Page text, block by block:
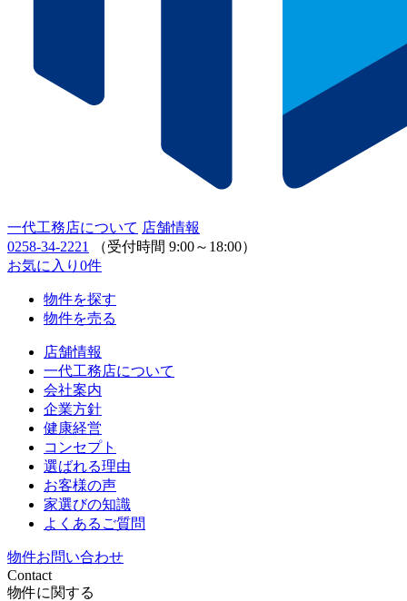
一代工務店について 店舗情報
0258-34-2221
（受付時間 9:00～18:00）
お気に入り 0件
物件を探す
物件を売る
店舗情報
一代工務店について
会社案内
企業方針
健康経営
コンセプト
選ばれる理由
お客様の声
家選びの知識
よくあるご質問
物件お問い合わせ
Contact
物件に関する